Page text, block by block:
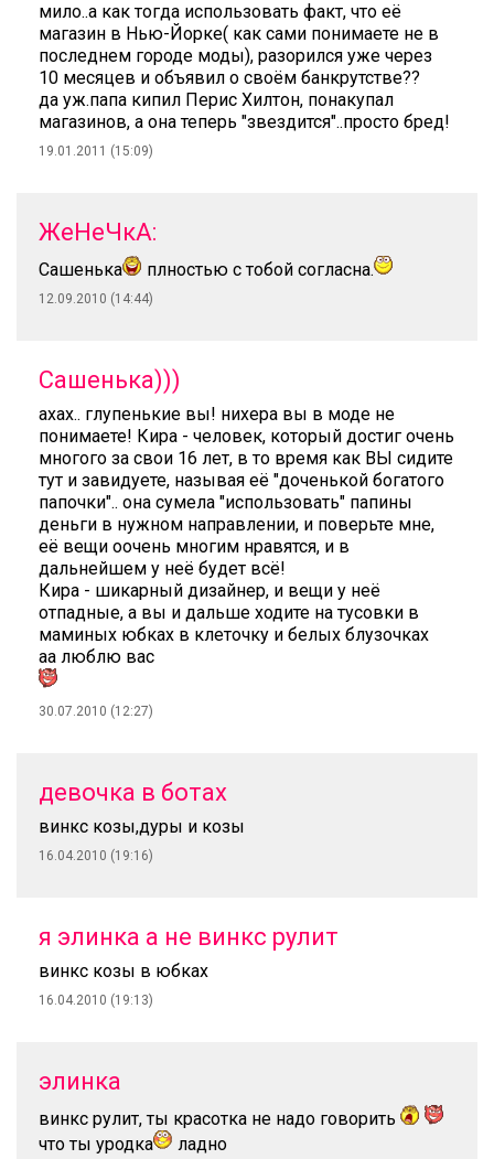
мило..а как тогда использовать факт, что её
магазин в Нью-Йорке( как сами понимаете не в
последнем городе моды), разорился уже через
10 месяцев и объявил о своём банкрутстве??
да уж.папа кипил Перис Хилтон, понакупал
магазинов, а она теперь "звездится"..просто бред!
19.01.2011 (15:09)
ЖеНеЧкА:
Сашенька плностью с тобой согласна.
12.09.2010 (14:44)
Сашенька)))
ахах.. глупенькие вы! нихера вы в моде не
понимаете! Кира - человек, который достиг очень
многого за свои 16 лет, в то время как ВЫ сидите
тут и завидуете, называя её "доченькой богатого
папочки".. она сумела "использовать" папины
деньги в нужном направлении, и поверьте мне,
её вещи оочень многим нравятся, и в
дальнейшем у неё будет всё!
Кира - шикарный дизайнер, и вещи у неё
отпадные, а вы и дальше ходите на тусовки в
маминых юбках в клеточку и белых блузочках
аа люблю вас
30.07.2010 (12:27)
девочка в ботах
винкс козы,дуры и козы
16.04.2010 (19:16)
я элинка а не винкс рулит
винкс козы в юбках
16.04.2010 (19:13)
элинка
винкс рулит, ты красотка не надо говорить
что ты уродка
ладно